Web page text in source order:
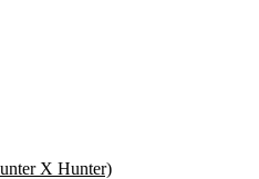
X Hunter)